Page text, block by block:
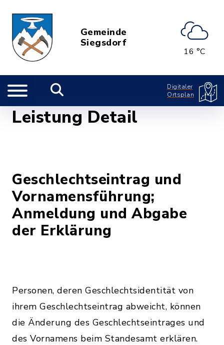
Gemeinde
Siegsdorf
16 °C
Digitaler
Ortsplan
Leistung Detail
Geschlechtseintrag und
Vornamensführung;
Anmeldung und Abgabe
der Erklärung
Personen, deren Geschlechtsidentität von
ihrem Geschlechtseintrag abweicht, können
die Änderung des Geschlechtseintrages und
des Vornamens beim Standesamt erklären.